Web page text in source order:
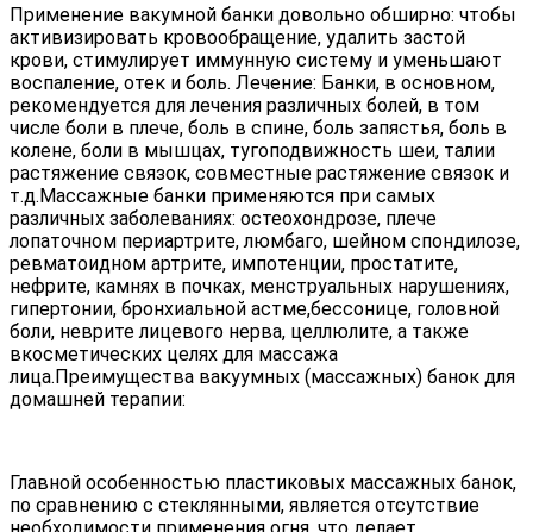
Применение вакумной банки довольно обширно: чтобы
активизировать кровообращение, удалить застой
крови, стимулирует иммунную систему и уменьшают
воспаление, отек и боль. Лечение: Банки, в основном,
рекомендуется для лечения различных болей, в том
числе боли в плече, боль в спине, боль запястья, боль в
колене, боли в мышцах, тугоподвижность шеи, талии
растяжение связок, совместные растяжение связок и
т.д.Массажные банки применяются при самых
различных заболеваниях: остеохондрозе, плече
лопаточном периартрите, люмбаго, шейном спондилозе,
ревматоидном артрите, импотенции, простатите,
нефрите, камнях в почках, менструальных нарушениях,
гипертонии, бронхиальной астме,бессонице, головной
боли, неврите лицевого нерва, целлюлите, а также
вкосметических целях для массажа
лица.Преимущества вакуумных (массажных) банок для
домашней терапии:
Главной особенностью пластиковых массажных банок,
по сравнению с стеклянными, является отсутствие